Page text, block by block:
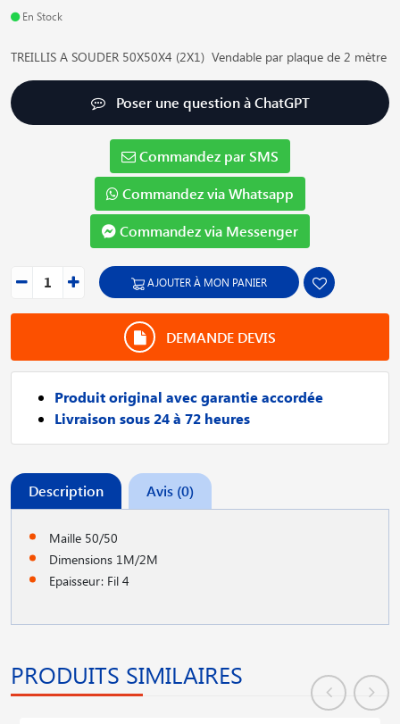
En Stock
TREILLIS A SOUDER 50X50X4 (2X1) Vendable par plaque de 2 mètre
Poser une question à ChatGPT
Commandez par SMS
Commandez via Whatsapp
Commandez via Messenger
AJOUTER À MON PANIER
DEMANDE DEVIS
Produit original avec garantie accordée
Livraison sous 24 à 72 heures
Description Avis (0)
Maille 50/50
Dimensions 1M/2M
Epaisseur: Fil 4
PRODUITS SIMILAIRES